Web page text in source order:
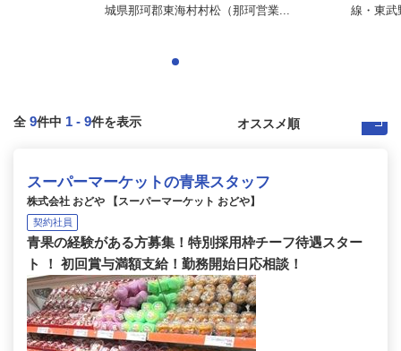
城県那珂郡東海村村松（那珂営業...
線・東武
全 9件中 1 - 9件を表示
スーパーマーケットの青果スタッフ
株式会社 おどや 【スーパーマーケット おどや】
契約社員
青果の経験がある方募集！特別採用枠チーフ待遇スター
ト ！ 初回賞与満額支給！勤務開始日応相談！